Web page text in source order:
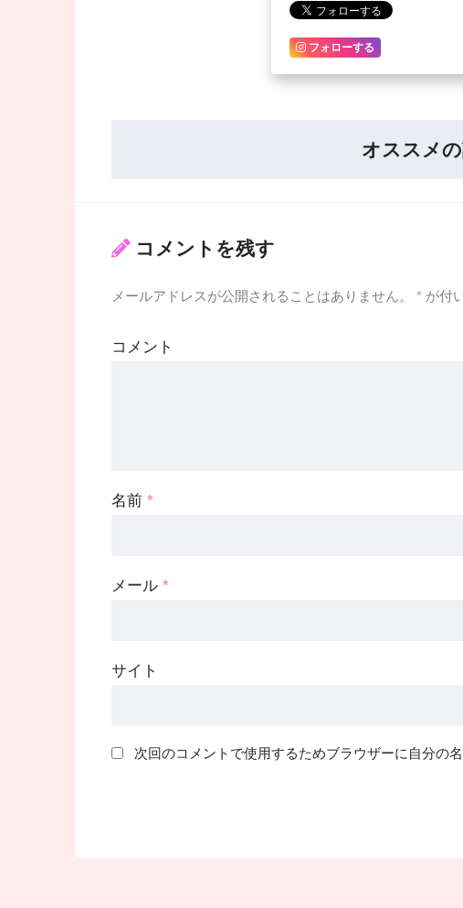
フォローする
オススメ
コメントを残す
メールアドレスが公開されることはありません。 * が付
コメント
名前 *
メール *
サイト
次回のコメントで使用するためブラウザーに自分の